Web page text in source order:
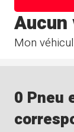
Mon
0 Pneu